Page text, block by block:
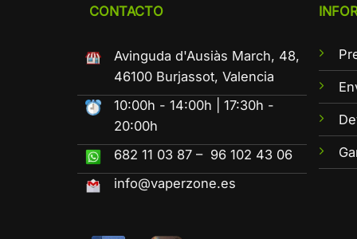
CONTACTO
Avinguda d'Ausiàs March, 48,
46100 Burjassot, Valencia
10:00h - 14:00h | 17:30h -
20:00h
682 11 03 87 – 96 102 43 06
info@vaperzone.es